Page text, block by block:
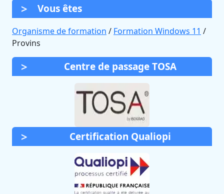
Vous êtes
Organisme de formation / Formation Windows 11 /
Provins
Centre de passage TOSA
Certification Qualiopi